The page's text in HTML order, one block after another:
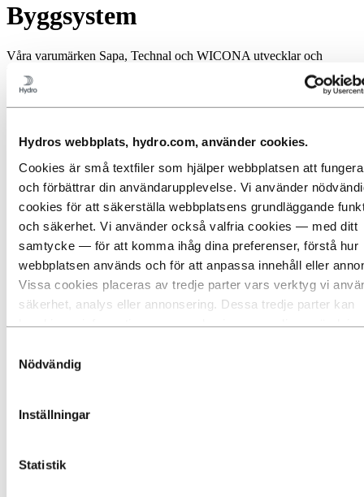
Hydros webbplats, hydro.com, använder cookies.
Cookies är små textfiler som hjälper webbplatsen att
och förbättrar din användarupplevelse. Vi använder
cookies för att säkerställa webbplatsens grundläggande
och säkerhet. Vi använder också valfria cookies — med ditt
samtycke — för att komma ihåg dina preferenser, förstå hur
webbplatsen används och för att anpassa innehåll eller
Vissa cookies placeras av tredje parter vars verktyg vi
säkerhet, analys eller annonsering. Dessa tredje parter kan
har samlat in genom din användning av deras tjänster. Den
respektive cookien. Du kan se vilka dessa tredje parter är i
Nödvändig
Inställningar
Statistik
Byggsystem
Våra varumärken Sapa, Technal och WICONA utvecklar och